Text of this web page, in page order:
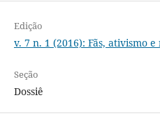
Edição
v. 7 n. 1 (2016): Fãs, ativismo
Seção
Dossiê